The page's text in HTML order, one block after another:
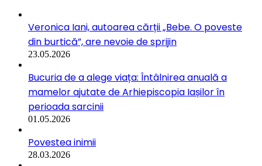
Veronica Iani, autoarea cărții „Bebe. O poveste
din burtică”, are nevoie de sprijin
23.05.2026
Bucuria de a alege viața: Întâlnirea anuală a
mamelor ajutate de Arhiepiscopia Iașilor în
perioada sarcinii
01.05.2026
Povestea inimii
28.03.2026